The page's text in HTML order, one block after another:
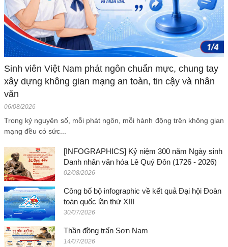
Sinh viên Việt Nam phát ngôn chuẩn mực, chung tay
xây dựng không gian mạng an toàn, tin cậy và nhân
văn
06/08/2026
Trong kỷ nguyên số, mỗi phát ngôn, mỗi hành động trên không gian
mạng đều có sức...
[INFOGRAPHICS] Kỷ niệm 300 năm Ngày sinh
Danh nhân văn hóa Lê Quý Đôn (1726 - 2026)
02/08/2026
Công bố bộ infographic về kết quả Đại hội Đoàn
toàn quốc lần thứ XIII
30/07/2026
Thần đồng trấn Sơn Nam
14/07/2026